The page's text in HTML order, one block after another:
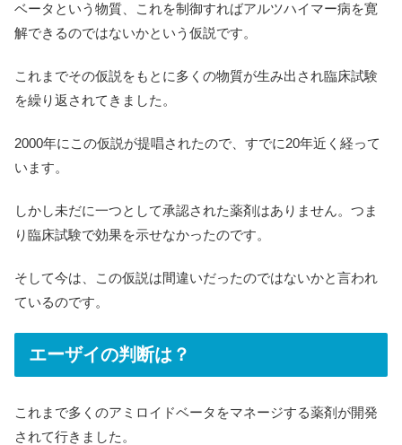
ベータという物質、これを制御すればアルツハイマー病を寛
解できるのではないかという仮説です。
これまでその仮説をもとに多くの物質が生み出され臨床試験
を繰り返されてきました。
2000年にこの仮説が提唱されたので、すでに20年近く経って
います。
しかし未だに一つとして承認された薬剤はありません。つま
り臨床試験で効果を示せなかったのです。
そして今は、この仮説は間違いだったのではないかと言われ
ているのです。
エーザイの判断は？
これまで多くのアミロイドベータをマネージする薬剤が開発
されて行きました。